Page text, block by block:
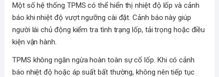
Một số hệ thống TPMS có thể hiển thị nhiệt độ lốp và cảnh
báo khi nhiệt độ vượt ngưỡng cài đặt. Cảnh báo này giúp
người lái chủ động kiểm tra tình trạng lốp, tải trọng hoặc điều
kiện vận hành.
TPMS không ngăn ngừa hoàn toàn sự cố lốp. Khi có cảnh
báo nhiệt độ hoặc áp suất bất thường, không nên tiếp tục